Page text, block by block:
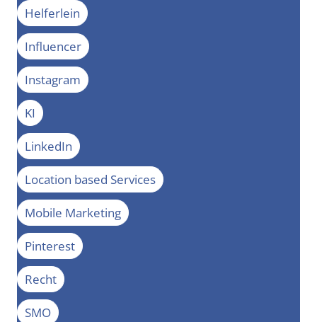
Helferlein
Influencer
Instagram
KI
LinkedIn
Location based Services
Mobile Marketing
Pinterest
Recht
SMO